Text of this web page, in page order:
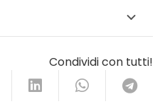
Condividi con tutti!